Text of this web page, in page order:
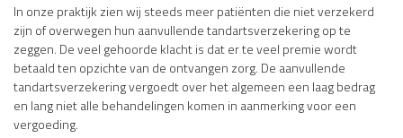
In onze praktijk zien wij steeds meer patiënten die niet verzekerd
zijn of overwegen hun aanvullende tandartsverzekering op te
zeggen. De veel gehoorde klacht is dat er te veel premie wordt
betaald ten opzichte van de ontvangen zorg. De aanvullende
tandartsverzekering vergoedt over het algemeen een laag bedrag
en lang niet alle behandelingen komen in aanmerking voor een
vergoeding.